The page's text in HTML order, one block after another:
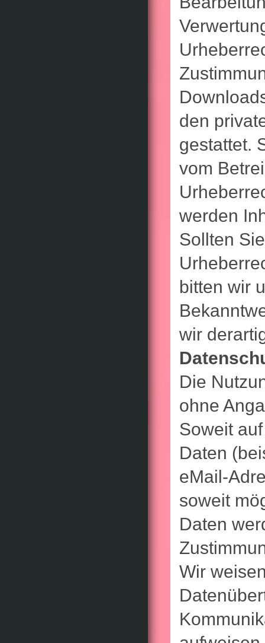
den
gestattet.
vom
werden
Sollten
bitten wir
wir
Die
ohne
Soweit
Daten
eMail-
soweit
Daten
Wir